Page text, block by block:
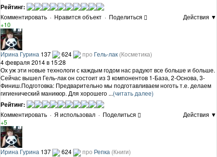
Рейтинг:
Комментировать · Нравится объект · Поделиться
Действия ▼
+10
Ирина Гурина 137 624 про Гель-лак (Косметика)
4 февраля 2014 в 15:28
Ох уж эти новые технологи с каждым годом нас радуют все больше и больше.
Сейчас вышел Гель-лак он состоит из 3 компонентов 1-База, 2-Основа, 3-
Финиш.Подготовка: Предварительно мы подготавливаем ноготь т.е. делаем
гигиенический маникюр. Для хорошего ...(читать далее)
Рейтинг:
Комментировать · Я использовал · Поделиться
Действия ▼
+5
Ирина Гурина 137 624 про Репка (Книги)